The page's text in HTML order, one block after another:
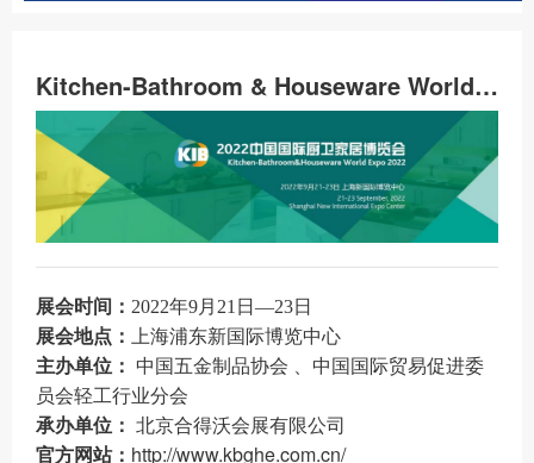
Kitchen-Bathroom & Houseware World Expo (KIB)
展会时间： 2022年9月21日—23日
展会地点：
上海浦东新国际博览中心
主办单位：
中国五金制品协会 、 中国国际贸易促进委
员会轻工行业分会
承办单位： 北京合得沃会展有限公司
官方网站： http://www.kbghe.com.cn/